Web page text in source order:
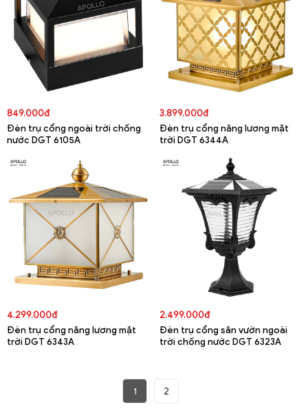
849.000đ
Đèn trụ cổng ngoài trời chống
nước DGT 6105A
3.899.000đ
Đèn trụ cổng năng lương mặt
trời DGT 6344A
4.299.000đ
Đèn trụ cổng năng lương mặt
trời DGT 6343A
2.499.000đ
Đèn trụ cổng sân vườn ngoài
trời chống nước DGT 6323A
1 2